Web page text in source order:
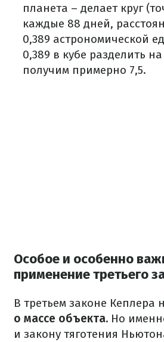
планета – делает круг
каждые 88 дней,
0,389 астрономической
0,389 в кубе разделить
получим примерно 7,5.
Особое и особенно
применение третьего
В третьем законе Кеплера
о массе объекта. Но
и закону тяготения